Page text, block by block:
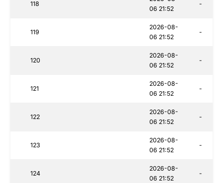
118
06 21:52
-
119
2026-08-
06 21:52
-
120
2026-08-
06 21:52
-
121
2026-08-
06 21:52
-
122
2026-08-
06 21:52
-
123
2026-08-
06 21:52
-
124
2026-08-
06 21:52
-